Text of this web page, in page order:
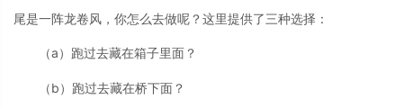
尾是一阵龙卷风，你怎么去做呢？这里提供了三种选择：
（a）跑过去藏在箱子里面？
（b）跑过去藏在桥下面？